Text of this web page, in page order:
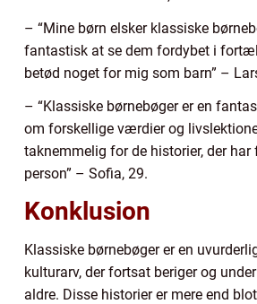
– “Mine børn elsker klassiske
fantastisk at se dem fordybet i
betød noget for mig som barn” –
– “Klassiske børnebøger er en
om forskellige værdier og
taknemmelig for de historier, der
person” – Sofia, 29.
Konklusion
Klassiske børnebøger er en
kulturarv, der fortsat beriger og
aldre. Disse historier er mere end